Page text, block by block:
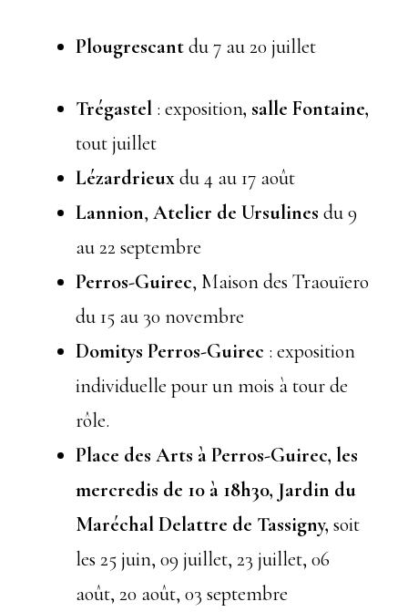
Plougrescantdu 7 au 20 juillet
Trégastel : exposition, salle Fontaine,
tout juillet
Lézardrieuxdu 4 au 17 août
Lannion, Atelier de Ursulines du 9
au 22 septembre
Perros-Guirec, Maison des Traouïero
du 15 au 30 novembre
Domitys Perros-Guirec : exposition
individuelle pour un mois à tour de
rôle.
Place des Arts à Perros-Guirec, les
mercredis de 10 à 18h30, Jardin du
Maréchal Delattre de Tassigny, soit
les 25 juin, 09 juillet, 23 juillet, 06
août, 20 août, 03 septembre